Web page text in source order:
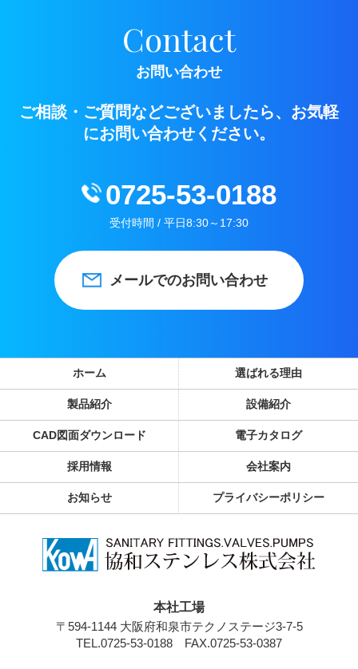
Contact
お問い合わせ
ご相談・ご質問などございましたら、お気軽
にお問い合わせください。
0725-53-0188
受付時間 / 平日8:30～17:30
メールでのお問い合わせ
ホーム 選ばれる理由
製品紹介 設備紹介
CAD図面ダウンロード 電子カタログ
採用情報 会社案内
お知らせ プライバシーポリシー
本社工場
〒594-1144 大阪府和泉市テクノステージ3-7-5
TEL.0725-53-0188 FAX.0725-53-0387